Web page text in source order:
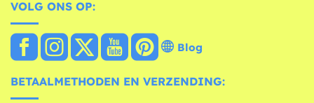
VOLG ONS OP:
Blog
BETAALMETHODEN EN VERZENDING: